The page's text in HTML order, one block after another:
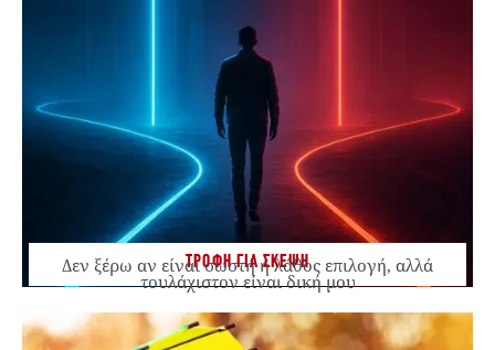
ΤΡΟΦΗ ΓΙΑ ΣΚΕΨΗ
Δεν ξέρω αν είναι σωστή ή λάθος επιλογή, αλλά
τουλάχιστον είναι δική μου